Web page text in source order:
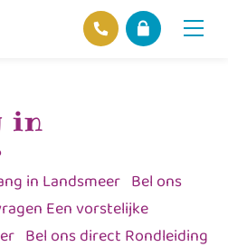
in
in Landsmeer Bel ons
Een vorstelijke
Bel ons direct Rondleiding